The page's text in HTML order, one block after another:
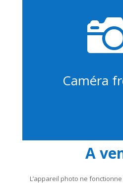
Caméra
A
L’appareil photo ne